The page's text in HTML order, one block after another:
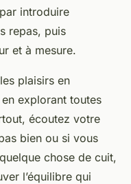
introduire
repas, puis
et à mesure.
plaisirs en
explorant toutes
écoutez votre
bien ou si vous
chose de cuit,
l’équilibre qui